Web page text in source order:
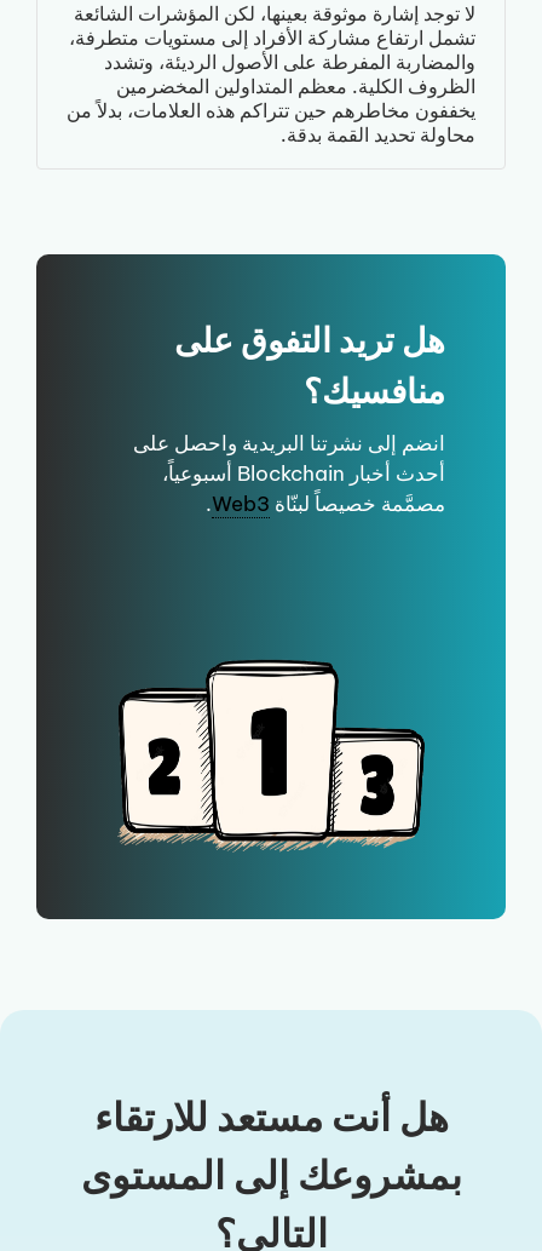
لا توجد إشارة موثوقة بعينها، لكن المؤشرات الشائعة
تشمل ارتفاع مشاركة الأفراد إلى مستويات متطرفة،
والمضاربة المفرطة على الأصول الرديئة، وتشدد
الظروف الكلية. معظم المتداولين المخضرمين
يخففون مخاطرهم حين تتراكم هذه العلامات، بدلاً من
محاولة تحديد القمة بدقة.
هل تريد التفوق على
منافسيك؟
انضم إلى نشرتنا البريدية واحصل على
أحدث أخبار Blockchain أسبوعياً،
مصمَّمة خصيصاً لبنّاة Web3
.
هل أنت مستعد للارتقاء
بمشروعك إلى المستوى
التالي؟